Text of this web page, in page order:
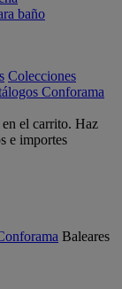
baño
Colecciones
Conforama
el carrito. Haz
e importes
Baleares